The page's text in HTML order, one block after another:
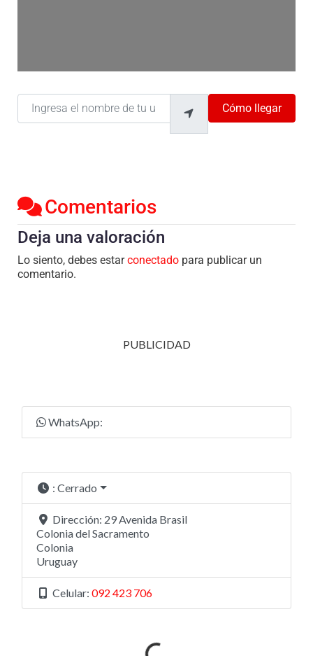
Ingresa el nombre de tu ubicación
Cómo llegar
Comentarios
Deja una valoración
Lo siento, debes estarconectado para publicar un
comentario.
PUBLICIDAD
WhatsApp:
: Cerrado
Dirección: 29 Avenida Brasil
Colonia del Sacramento
Colonia
Uruguay
Celular: 092 423 706